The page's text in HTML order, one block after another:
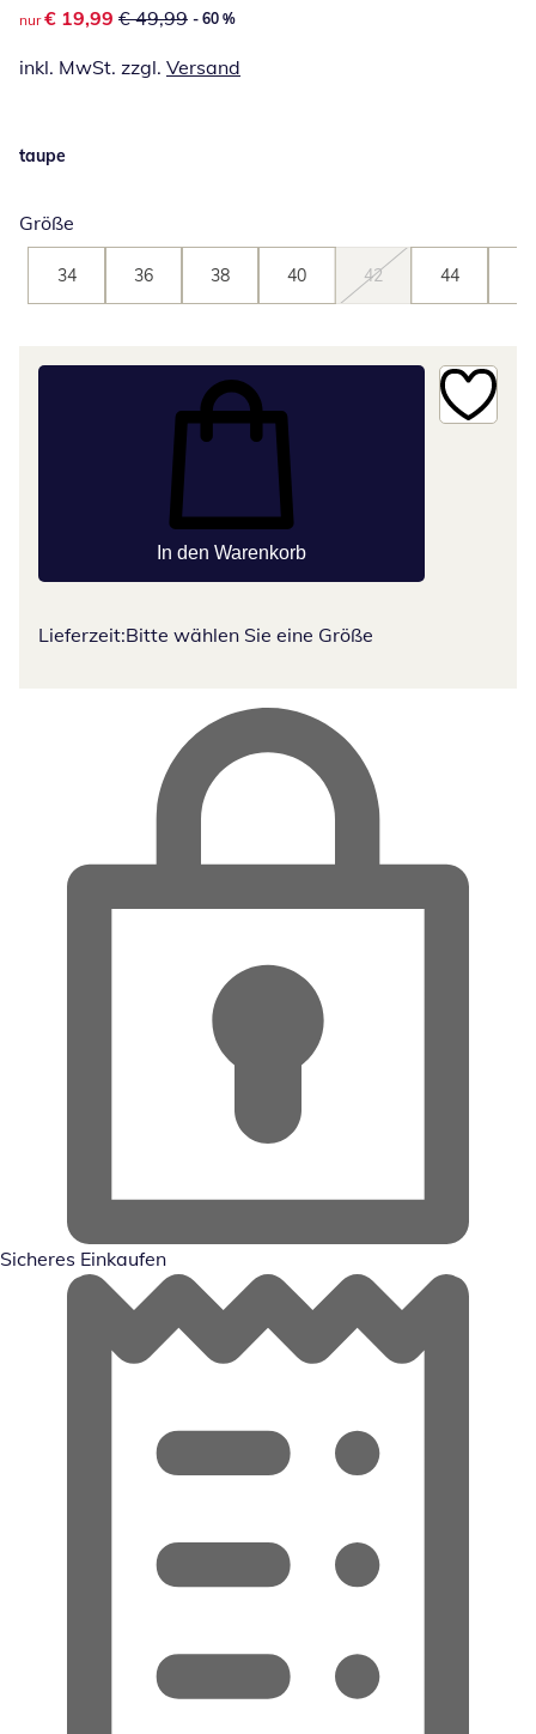
reduzierter Preis € 19,99, vorheriger Preis: € 49,99
nur € 19,99 € 49,99 - 60 %
inkl. MwSt. zzgl. Versand
taupe
Größe
34 36 38 40 42 44
In den Warenkorb
Lieferzeit:Bitte wählen Sie eine Größe
Sicheres Einkaufen